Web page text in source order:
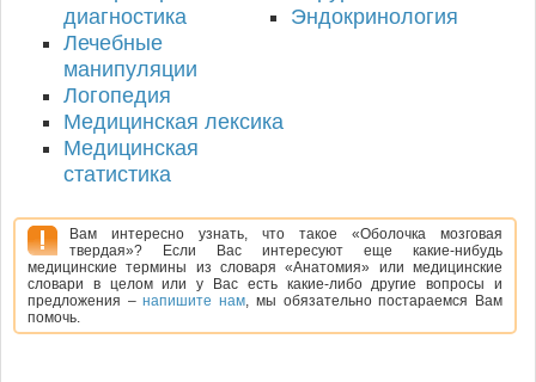
диагностика
Лечебные
манипуляции
Логопедия
Медицинская лексика
Медицинская
статистика
Эндокринология
Вам интересно узнать, что такое «Оболочка мозговая
твердая»? Если Вас интересуют еще какие-нибудь
медицинские термины из словаря «Анатомия» или медицинские
словари в целом или у Вас есть какие-либо другие вопросы и
предложения –напишите нам, мы обязательно постараемся Вам
помочь.